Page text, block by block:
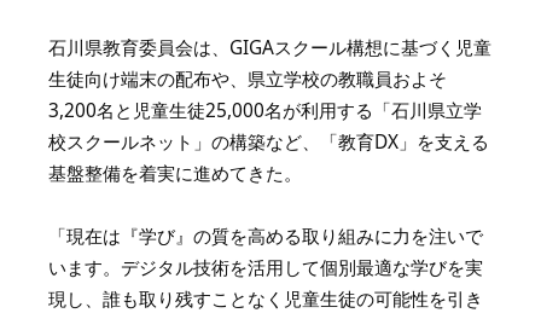
石川県教育委員会は、GIGAスクール構想に基づく児童
生徒向け端末の配布や、県立学校の教職員およそ
3,200名と児童生徒25,000名が利用する「石川県立学
校スクールネット」の構築など、「教育DX」を支える
基盤整備を着実に進めてきた。
「現在は『学び』の質を高める取り組みに力を注いで
います。デジタル技術を活用して個別最適な学びを実
現し、誰も取り残すことなく児童生徒の可能性を引き